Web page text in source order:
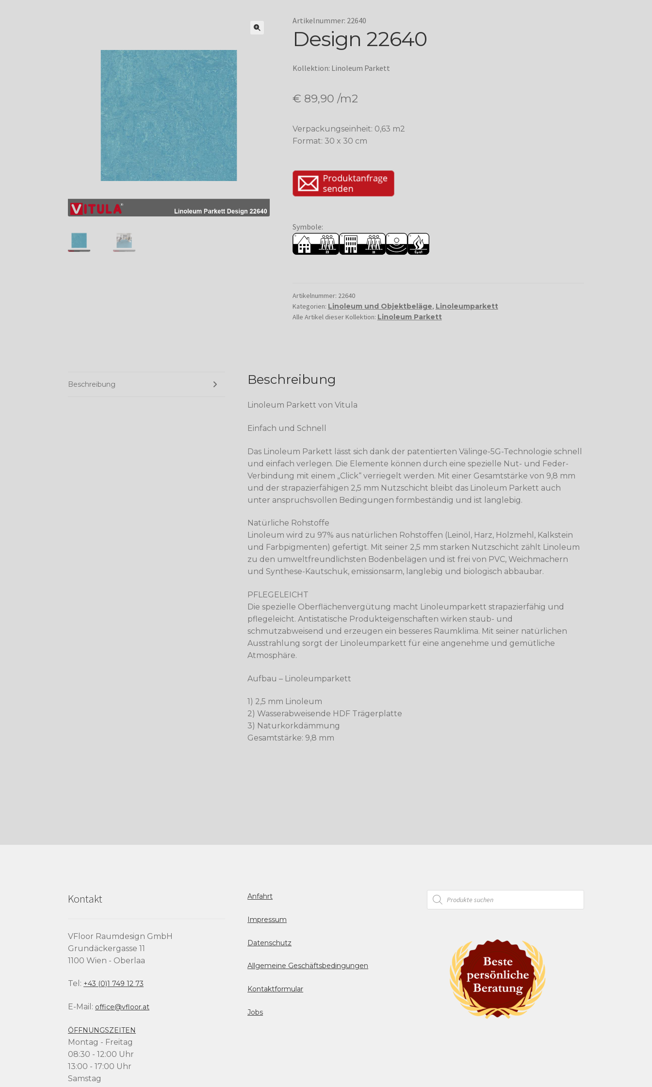
Artikelnummer: 22640
Design 22640
Kollektion: Linoleum Parkett
€ 89,90 /m2
Verpackungseinheit: 0,63 m2
Format: 30 x 30 cm
Symbole:
Artikelnummer: 22640
Kategorien: Linoleum und Objektbeläge, Linoleumparkett
Alle Artikel dieser Kollektion: Linoleum Parkett
Beschreibung Beschreibung
Linoleum Parkett von Vitula
Einfach und Schnell
Das Linoleum Parkett lässt sich dank der patentierten Välinge-5G-Technologie schnell
und einfach verlegen. Die Elemente können durch eine spezielle Nut- und Feder-
Verbindung mit einem „Click“ verriegelt werden. Mit einer Gesamtstärke von 9,8 mm
und der strapazierfähigen 2,5 mm Nutzschicht bleibt das Linoleum Parkett auch
unter anspruchsvollen Bedingungen formbeständig und ist langlebig.
Natürliche Rohstoffe
Linoleum wird zu 97% aus natürlichen Rohstoffen (Leinöl, Harz, Holzmehl, Kalkstein
und Farbpigmenten) gefertigt. Mit seiner 2,5 mm starken Nutzschicht zählt Linoleum
zu den umweltfreundlichsten Bodenbelägen und ist frei von PVC, Weichmachern
und Synthese-Kautschuk, emissionsarm, langlebig und biologisch abbaubar.
PFLEGELEICHT
Die spezielle Oberflächenvergütung macht Linoleumparkett strapazierfähig und
pflegeleicht. Antistatische Produkteigenschaften wirken staub- und
schmutzabweisend und erzeugen ein besseres Raumklima. Mit seiner natürlichen
Ausstrahlung sorgt der Linoleumparkett für eine angenehme und gemütliche
Atmosphäre.
Aufbau – Linoleumparkett
1) 2,5 mm Linoleum
2) Wasserabweisende HDF Trägerplatte
3) Naturkorkdämmung
Gesamtstärke: 9,8 mm
Kontakt
VFloor Raumdesign GmbH
Grundäckergasse 11
1100 Wien - Oberlaa
Tel: +43 (0)1 749 12 73
E-Mail: office@vfloor.at
ÖFFNUNGSZEITEN
Montag - Freitag
08:30 - 12:00 Uhr
13:00 - 17:00 Uhr
Samstag
Anfahrt
Impressum
Datenschutz
Allgemeine Geschäftsbedingungen
Kontaktformular
Jobs
Products
search